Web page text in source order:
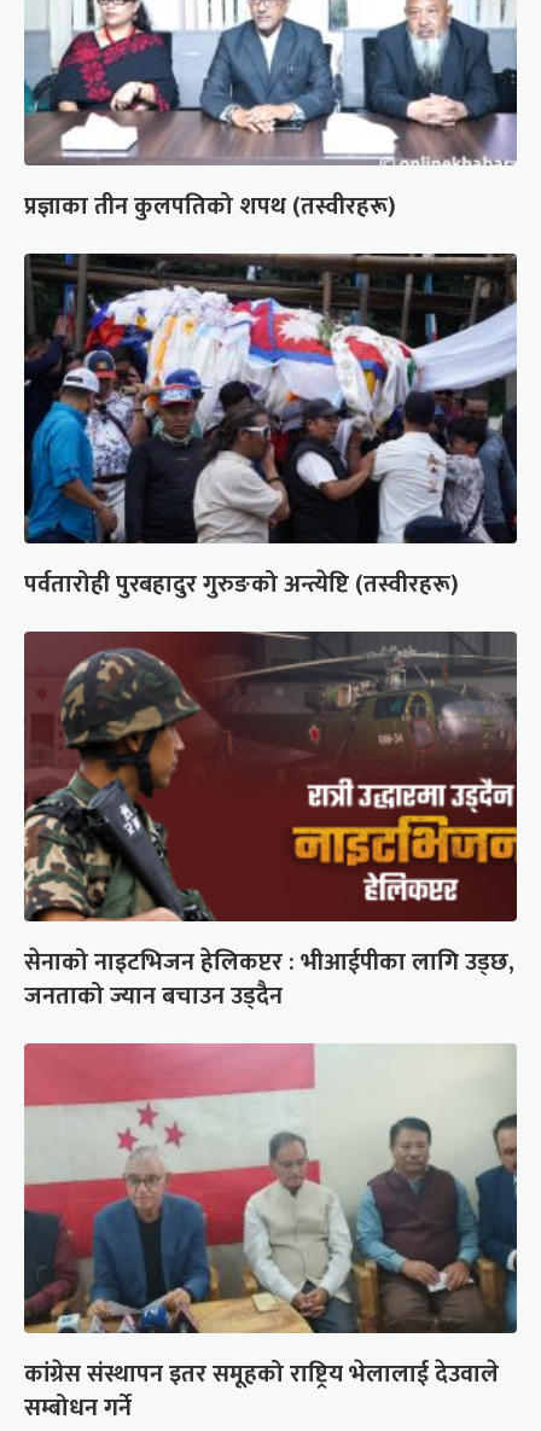
प्रज्ञाका तीन कुलपतिको शपथ (तस्वीरहरू)
पर्वतारोही पुरबहादुर गुरुङको अन्त्येष्टि (तस्वीरहरू)
सेनाको नाइटभिजन हेलिकप्टर : भीआईपीका लागि उड्छ,
जनताको ज्यान बचाउन उड्दैन
कांग्रेस संस्थापन इतर समूहको राष्ट्रिय भेलालाई देउवाले
सम्बोधन गर्ने